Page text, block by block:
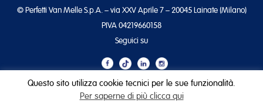
© Perfetti Van Melle S.p.A. – via XXV Aprile 7 – 20045 Lainate (Milano)
PIVA 04219660158
Seguici su
Questo sito utilizza cookie tecnici per le sue funzionalità.
Per saperne di più clicca qui